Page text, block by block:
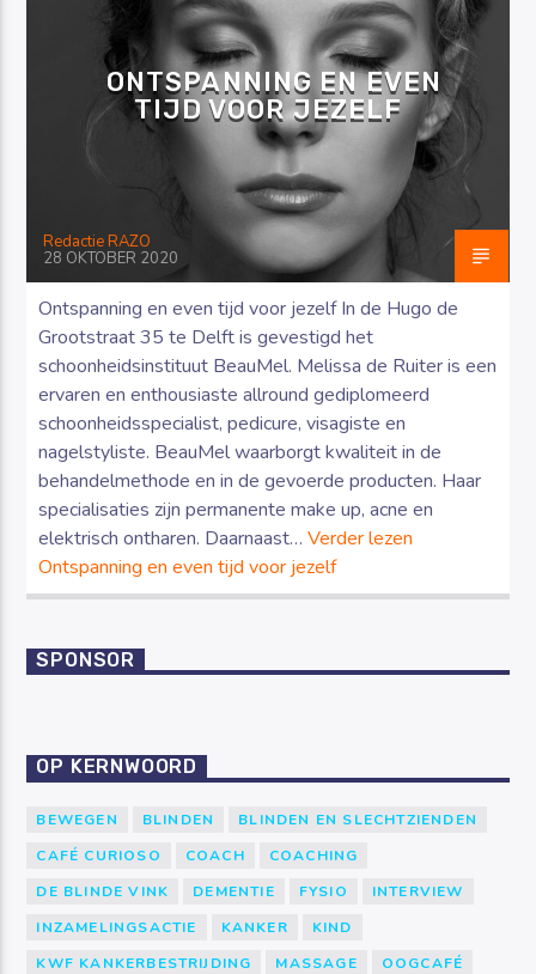
Luister RAZO online
ONTSPANNING EN EVEN
TIJD VOOR JEZELF
Redactie RAZO
28 OKTOBER 2020
Ontspanning en even tijd voor jezelf In de Hugo de
Grootstraat 35 te Delft is gevestigd het
schoonheidsinstituut BeauMel. Melissa de Ruiter is een
ervaren en enthousiaste allround gediplomeerd
schoonheidsspecialist, pedicure, visagiste en
nagelstyliste. BeauMel waarborgt kwaliteit in de
behandelmethode en in de gevoerde producten. Haar
specialisaties zijn permanente make up, acne en
elektrisch ontharen. Daarnaast…Verder lezen
Ontspanning en even tijd voor jezelf
SPONSOR
OP KERNWOORD
BEWEGEN BLINDEN
BLINDEN EN SLECHTZIENDEN
CAFÉ CURIOSO
COACH
COACHING
DE BLINDE VINK
DEMENTIE FYSIO
INTERVIEW
INZAMELINGSACTIE
KANKER
KIND
KWF KANKERBESTRIJDING
MASSAGE
OOGCAFÉ